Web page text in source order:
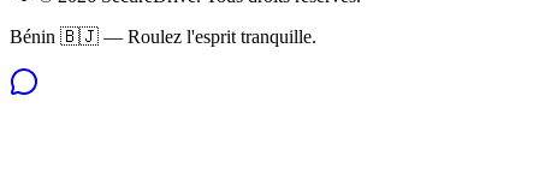
Bénin 🇧🇯 — Roulez l'esprit tranquille.